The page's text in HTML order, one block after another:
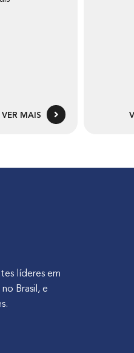
VER MAIS
líderes em
Brasil, e